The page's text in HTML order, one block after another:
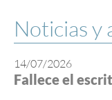
Noticias y
14/07/2026
Fallece el